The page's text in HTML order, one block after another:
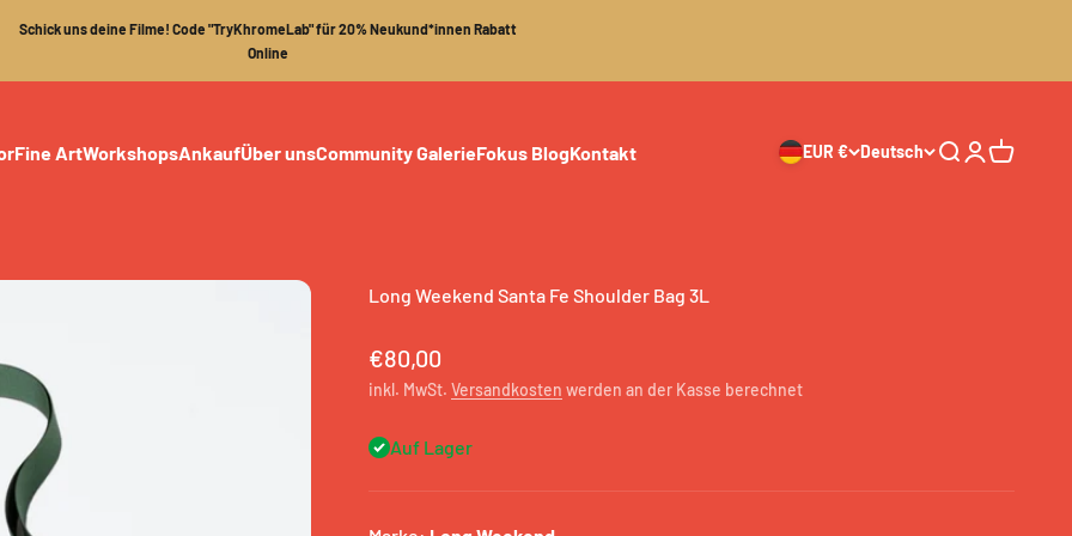
Schick uns deine Filme! Code "TryKhromeLab" für 20% Neukund*innen Rabatt
Online
Fine ArtWorkshopsAnkaufÜber unsCommunity GalerieFokus BlogKontakt EUR € Deutsch SucheAnmelden
Long Weekend Santa Fe Shoulder Bag 3L
Angebot
€80,00
inkl. MwSt. Versandkosten werden an der Kasse berechnet
Auf Lager